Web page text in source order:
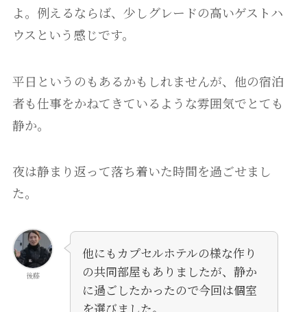
よ。例えるならば、少しグレードの高いゲストハ
ウスという感じです。
平日というのもあるかもしれませんが、他の宿泊
者も仕事をかねてきているような雰囲気でとても
静か。
夜は静まり返って落ち着いた時間を過ごせまし
た。
後藤
他にもカプセルホテルの様な作り
の共同部屋もありましたが、静か
に過ごしたかったので今回は個室
を選びました。